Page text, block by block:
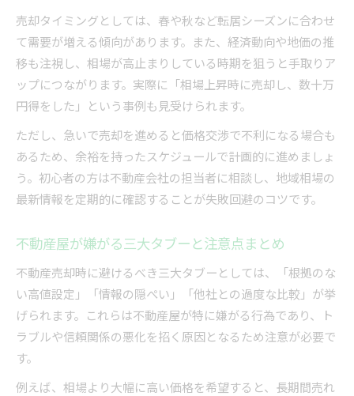
必要書類の一覧化と期限管理のコツ
連絡や報告を徹底し信頼を維持する方法
値引きや条件交渉を冷静に行うポイント
無理のないスケジュールで売却を進める
売却タイミングとしては、春や秋など転居シーズンに合わせ
て需要が増える傾向があります。また、経済動向や地価の推
移も注視し、相場が高止まりしている時期を狙うと手取りア
ップにつながります。実際に「相場上昇時に売却し、数十万
円得をした」という事例も見受けられます。
ただし、急いで売却を進めると価格交渉で不利になる場合も
あるため、余裕を持ったスケジュールで計画的に進めましょ
う。初心者の方は不動産会社の担当者に相談し、地域相場の
最新情報を定期的に確認することが失敗回避のコツです。
不動産屋が嫌がる三大タブーと注意点まとめ
不動産売却時に避けるべき三大タブーとしては、「根拠のな
い高値設定」「情報の隠ぺい」「他社との過度な比較」が挙
げられます。これらは不動産屋が特に嫌がる行為であり、ト
ラブルや信頼関係の悪化を招く原因となるため注意が必要で
す。
例えば、相場より大幅に高い価格を希望すると、長期間売れ